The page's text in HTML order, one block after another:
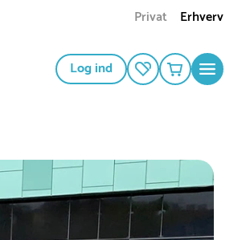
Privat Erhverv
Log ind